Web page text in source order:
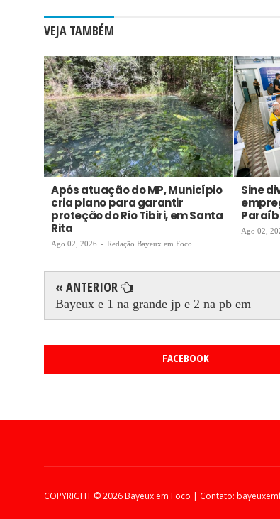
VEJA TAMBÉM
Após atuação do MP, Município
cria plano para garantir
proteção do Rio Tibiri, em Santa
Rita
Ago 02, 2026 - Redação Bayeux em Foco
Sine
Ago 02,
« ANTERIOR
Bayeux e 1 na grande jp e 2 na pb em
FACEBOOK
COPYRIGHT ©2026 Bayeux em Foco | Contato: